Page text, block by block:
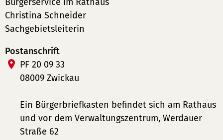
Christina Schneider
Sachgebietsleiterin
Postanschrift
PF 20 09 33
08009 Zwickau
Ein Bürgerbriefkasten befindet sich am Rathaus
und vor dem Verwaltungszentrum, Werdauer
Straße 62